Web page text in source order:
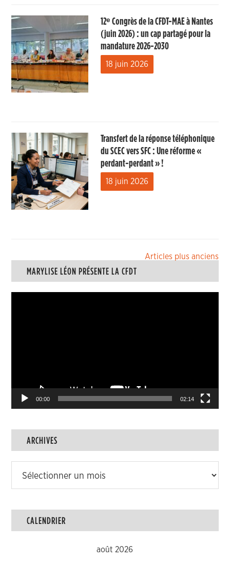
12ᵉ Congrès de la CFDT-MAE à Nantes
(juin 2026) : un cap partagé pour la
mandature 2026-2030
18 juin 2026
Transfert de la réponse téléphonique
du SCEC vers SFC : Une réforme «
perdant-perdant » !
18 juin 2026
Navigation
des
articles
Articles plus anciens
MARYLISE LÉON PRÉSENTE LA CFDT
00:00 02:14
ARCHIVES
CALENDRIER
août 2026